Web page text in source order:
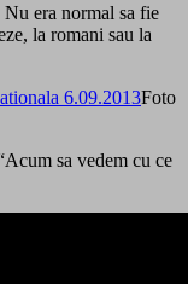
Nu era normal sa fie
la romani sau la
Foto
sa vedem cu ce